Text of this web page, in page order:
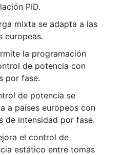
PID.
mixta se adapta a las
europeas.
la programación
de potencia con
por fase.
de potencia se
a países europeos con
de intensidad por fase.
el control de
estático entre tomas